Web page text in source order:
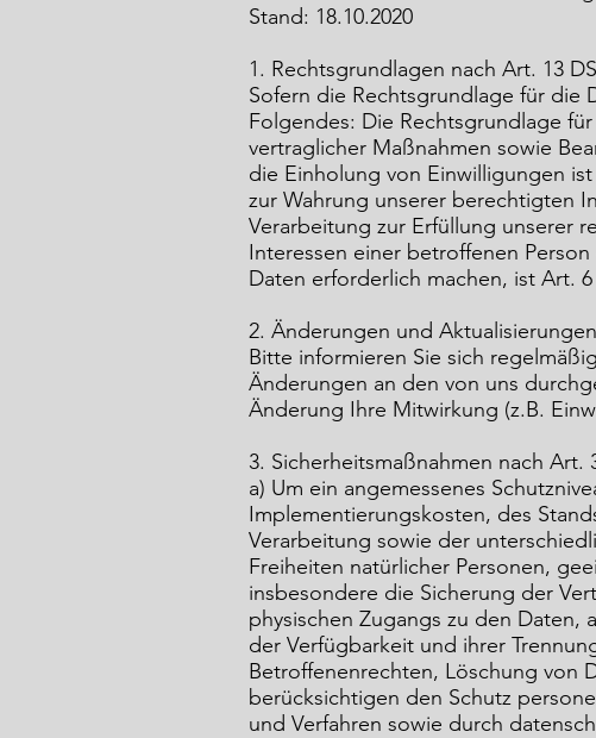
Stand: 18.10.2020
1. Rechtsgrundlagen nach Art. 13
Sofern die Rechtsgrundlage für die
Folgendes: Die Rechtsgrundlage
vertraglicher Maßnahmen sowie
die Einholung von Einwilligungen
zur Wahrung unserer berechtigten
Verarbeitung zur Erfüllung unserer
Interessen einer betroffenen
Daten erforderlich machen, ist Art.
2. Änderungen und
Bitte informieren Sie sich
Änderungen an den von uns
Änderung Ihre Mitwirkung (z.B.
3. Sicherheitsmaßnahmen nach Art.
a) Um ein angemessenes
Implementierungskosten, des
Verarbeitung sowie der
Freiheiten natürlicher Personen,
insbesondere die Sicherung der
physischen Zugangs zu den
der Verfügbarkeit und ihrer
Betroffenenrechten, Löschung von
berücksichtigen den Schutz
und Verfahren sowie durch